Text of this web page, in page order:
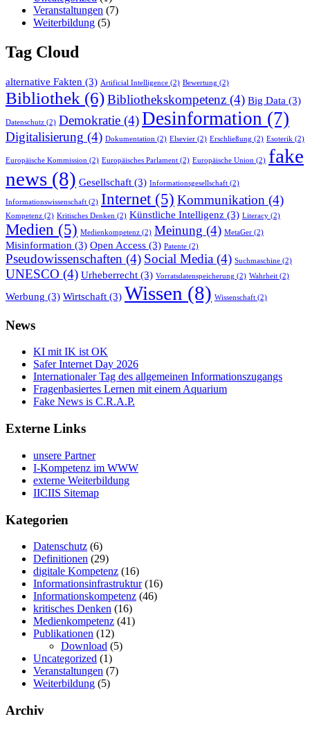
Veranstaltungen (7)
Weiterbildung (5)
Tag Cloud
alternative Fakten (3) Artificial Intelligence (2) Bewertung (2)
Bibliothek (6)Bibliothekskompetenz (4) Big Data (3)
Datenschutz (2) Demokratie (4)Desinformation (7)
Digitalisierung (4) Dokumentation (2) Elsevier (2) Erschließung (2) Esoterik (2)
Europäische Kommission (2) Europäisches Parlament (2) Europäische Union (2) fake
news (8) Gesellschaft (3) Informationsgesellschaft (2)
Informationswissenschaft (2) Internet(5) Kommunikation (4)
Kompetenz (2) Kritisches Denken (2) Künstliche Intelligenz (3) Literacy (2)
Medien (5) Medienkompetenz (2) Meinung (4) MetaGer (2)
Misinformation (3) Open Access (3) Patente (2)
Pseudowissenschaften (4) Social Media (4) Suchmaschine (2)
UNESCO (4) Urheberrecht (3) Vorratsdatenspeicherung (2) Wahrheit (2)
Werbung (3) Wirtschaft (3) Wissen (8) Wissenschaft (2)
News
KI mit IK ist OK
Safer Internet Day 2026
Internationaler Tag des allgemeinen Informationszugangs
Fragenbasiertes Lernen mit einem Aquarium
Fake News is C.R.A.P.
Externe Links
unsere Partner
I-Kompetenz im WWW
externe Weiterbildung
IICIIS Sitemap
Kategorien
Datenschutz (6)
Definitionen (29)
digitale Kompetenz (16)
Informationsinfrastruktur(16)
Informationskompetenz (46)
kritisches Denken (16)
Medienkompetenz (41)
Publikationen (12)
Download (5)
Uncategorized (1)
Veranstaltungen (7)
Weiterbildung (5)
Archiv